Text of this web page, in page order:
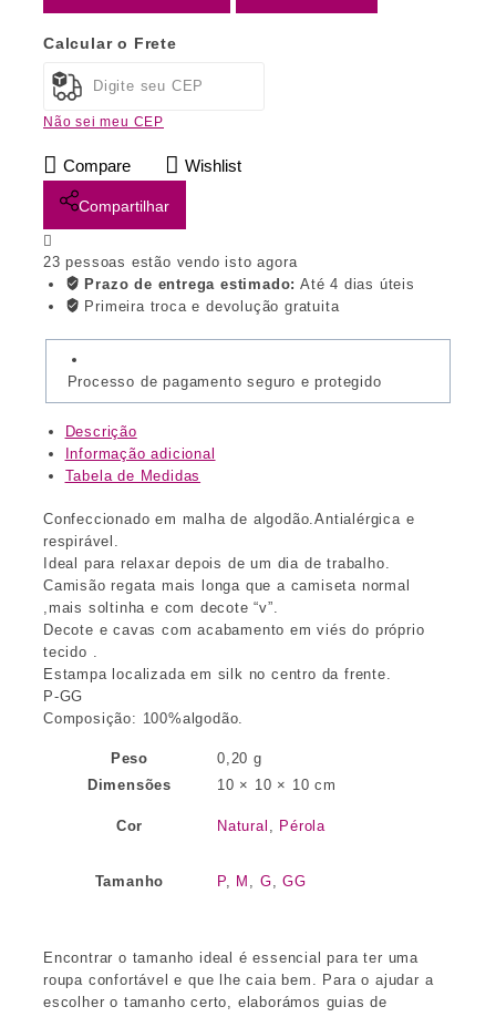
Calcular o Frete
Não sei meu CEP
Compare Wishlist
Compartilhar
23 pessoas estão vendo isto agora
Prazo de entrega estimado: Até 4 dias úteis
Primeira troca e devolução gratuita
Processo de pagamento seguro e protegido
Descrição
Informação adicional
Tabela de Medidas
Confeccionado em malha de algodão.Antialérgica e
respirável.
Ideal para relaxar depois de um dia de trabalho.
Camisão regata mais longa que a camiseta normal
,mais soltinha e com decote “v”.
Decote e cavas com acabamento em viés do próprio
tecido .
Estampa localizada em silk no centro da frente.
P-GG
Composição: 100%algodão.
Peso
0,20 g
Dimensões
10 × 10 × 10 cm
Cor Natural , Pérola
Tamanho P, M , G,GG
Encontrar o tamanho ideal é essencial para ter uma
roupa confortável e que lhe caia bem. Para o ajudar a
escolher o tamanho certo, elaborámos guias de